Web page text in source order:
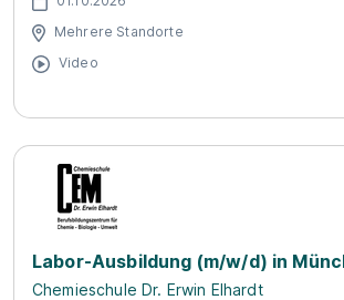
Mehrere Standorte
Video
Labor-Ausbildung (m/w/d) in
Chemieschule Dr. Erwin Elhardt